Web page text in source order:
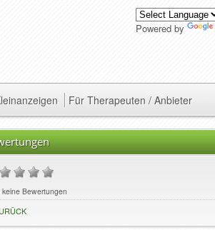
Powered by
Für Therapeuten / Anbieter
keine Bewertungen